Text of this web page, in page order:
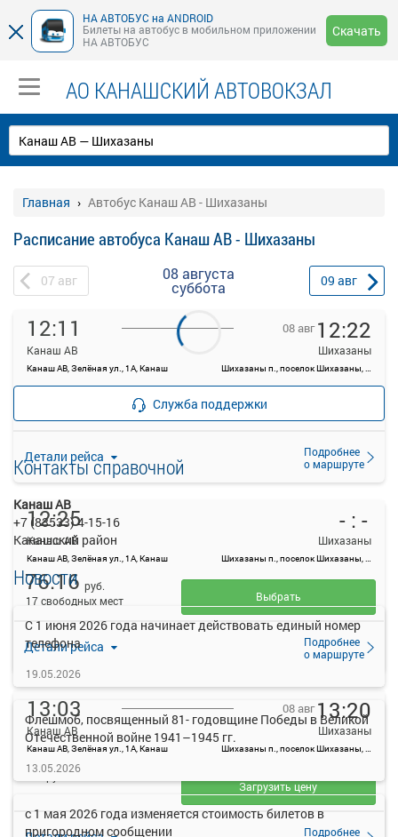
НА АВТОБУС на ANDROID
Билеты на автобус в мобильном приложении
НА АВТОБУС
Скачать
АО КАНАШСКИЙ АВТОВОКЗАЛ
Главная Автобус Канаш АВ - Шихазаны
Расписание автобуса Канаш АВ - Шихазаны
07 авг 08 августа
суббота 09 авг
12:11
Канаш АВ
Канаш АВ, Зелёная ул., 1А, Канаш
08 авг 12:22
Шихазаны
Шихазаны п., поселок Шихазаны, Россия
Детали рейса
Подробнее
о маршруте
—
Продажа билетов
прекращена
12:25
Канаш АВ
Канаш АВ, Зелёная ул., 1А, Канаш
- : -
Шихазаны
Шихазаны п., поселок Шихазаны, Россия
Детали рейса
Подробнее
о маршруте
76.16 руб.
17 свободных мест
Выбрать
13:03
Канаш АВ
Канаш АВ, Зелёная ул., 1А, Канаш
08 авг 13:20
Шихазаны
Шихазаны п., поселок Шихазаны, Россия
Подробнее
— руб.
Загрузить цену
Служба поддержки
Контакты справочной
Канаш АВ
+7 (83533) 4-15-16
Канашский район
Новости
C 1 июня 2026 года начинает действовать единый номер
телефона
19.05.2026
Флешмоб, посвященный 81- годовщине Победы в Великой
Отечественной войне 1941–1945 гг.
13.05.2026
с 1 мая 2026 года изменяется стоимость билетов в
пригородном сообщении